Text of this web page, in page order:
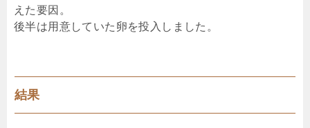
えた要因。
後半は用意していた卵を投入しました。
結果